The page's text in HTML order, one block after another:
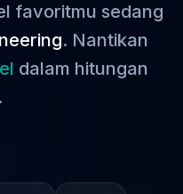
favoritmu sedang
. Nantikan
dalam hitungan